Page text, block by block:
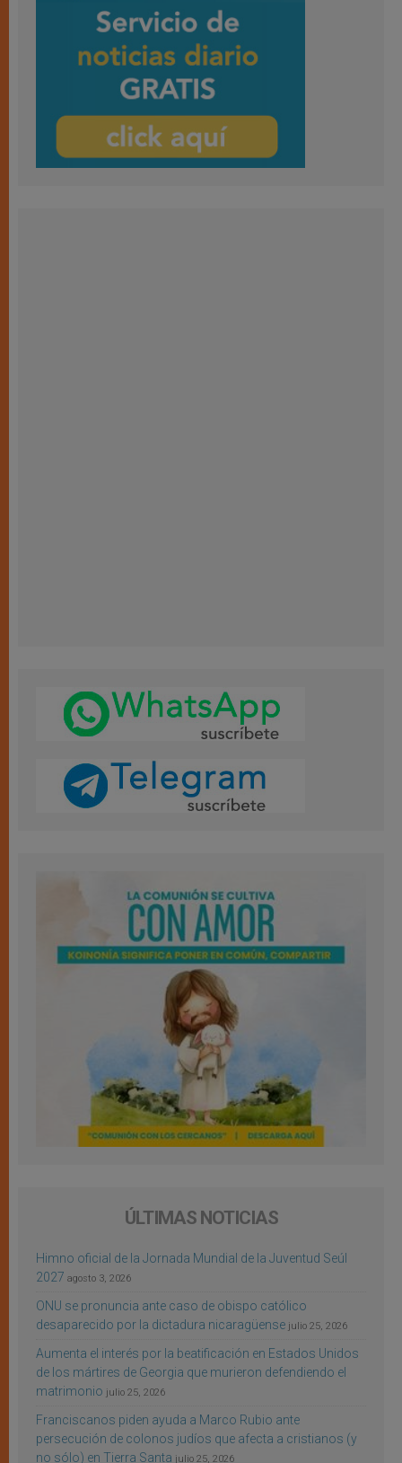
ÚLTIMAS NOTICIAS
Himno oficial de la Jornada Mundial de la Juventud Seúl
2027 agosto 3, 2026
ONU se pronuncia ante caso de obispo católico
desaparecido por la dictadura nicaragüense julio 25, 2026
Aumenta el interés por la beatificación en Estados Unidos
de los mártires de Georgia que murieron defendiendo el
matrimonio julio 25, 2026
Franciscanos piden ayuda a Marco Rubio ante
persecución de colonos judíos que afecta a cristianos (y
no sólo) en Tierra Santa julio 25, 2026